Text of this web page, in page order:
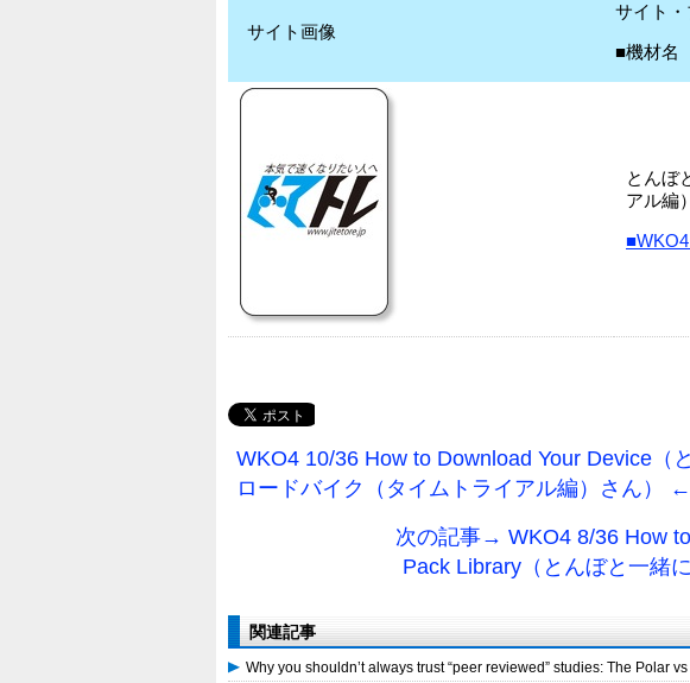
サイト画像
サイト・
■機材名
とんぼ
アル編
WKO4 10/36 How to Download Your Device（
ロードバイク（タイムトライアル編）さん）
次の記事→ WKO4 8/36 How
Pack Library（とんぼと一緒
関連記事
Why you shouldn’t always trust “peer reviewed” studies: The Polar